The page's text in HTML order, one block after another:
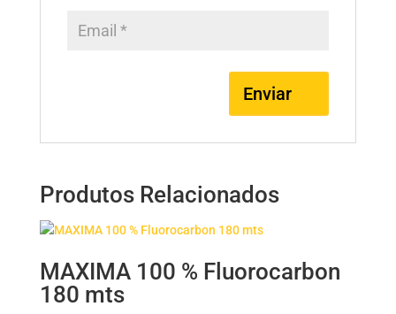
Produtos Relacionados
MAXIMA 100 % Fluorocarbon
180 mts